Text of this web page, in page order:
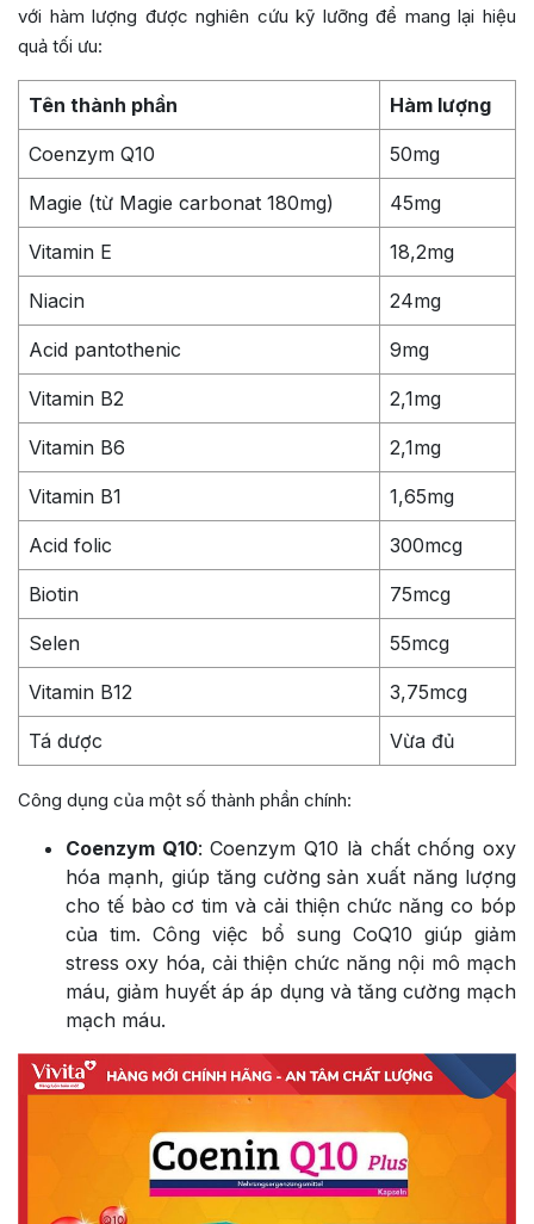
với hàm lượng được nghiên cứu kỹ lưỡng để mang lại hiệu
quả tối ưu:
Tên thành phần Hàm lượng
Coenzym Q10 50mg
Magie (từ Magie carbonat 180mg) 45mg
Vitamin E 18,2mg
Niacin 24mg
Acid pantothenic 9mg
Vitamin B2 2,1mg
Vitamin B6 2,1mg
Vitamin B1 1,65mg
Acid folic 300mcg
Biotin 75mcg
Selen 55mcg
Vitamin B12 3,75mcg
Tá dược Vừa đủ
Công dụng của một số thành phần chính:
Coenzym Q10: Coenzym Q10 là chất chống oxy
hóa mạnh, giúp tăng cường sản xuất năng lượng
cho tế bào cơ tim và cải thiện chức năng co bóp
của tim. Công việc bổ sung CoQ10 giúp giảm
stress oxy hóa, cải thiện chức năng nội mô mạch
máu, giảm huyết áp áp dụng và tăng cường mạch
mạch máu.